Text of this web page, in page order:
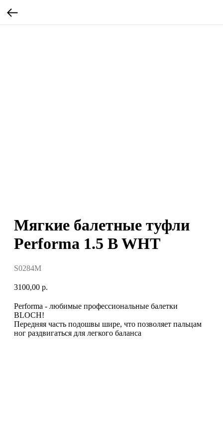
Мягкие балетные туфли
Performa 1.5 B WHT
S0284M
3100,00 р.
Performa - любимые профессиональные балетки
BLOCH!
Передняя часть подошвы шире, что позволяет пальцам
ног раздвигаться для легкого баланса